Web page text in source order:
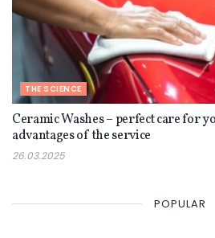
THE SCIENCE
Ceramic Washes – perfect care for
advantages of the service
26.03.2025
POPULAR